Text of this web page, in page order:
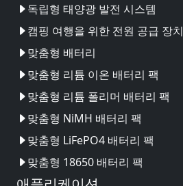
독립형 태양광 발전 시스템
캠핑 여행을 위한 전원 공급 장치
맞춤형 배터리
맞춤형 리튬 이온 배터리 팩
맞춤형 리튬 폴리머 배터리 팩
맞춤형 NiMH 배터리 팩
맞춤형 LiFePO4 배터리 팩
맞춤형 18650 배터리 팩